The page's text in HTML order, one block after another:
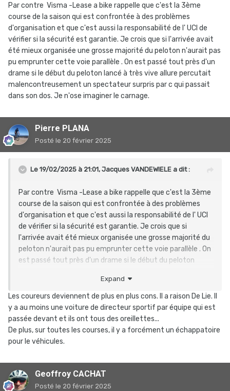
Par contre Visma -Lease a bike rappelle que c'est la 3ème
course de la saison qui est confrontée à des problèmes
d'organisation et que c'est aussi la responsabilité de l' UCI de
vérifier si la sécurité est garantie. Je crois que si l'arrivée avait
été mieux organisée une grosse majorité du peloton n'aurait pas
pu emprunter cette voie parallèle . On est passé tout près d'un
drame si le début du peloton lancé à très vive allure percutait
malencontreusement un spectateur surpris par c qui passait
dans son dos. Je n'ose imaginer le carnage.
Pierre PLANA
Posté le 20 février 2025
Le 19/02/2025 à 21:01, Jacques VANDEWIELE a dit :
Par contre Visma -Lease a bike rappelle que c'est la 3ème
course de la saison qui est confrontée à des problèmes
d'organisation et que c'est aussi la responsabilité de l' UCI
de vérifier si la sécurité est garantie. Je crois que si
l'arrivée avait été mieux organisée une grosse majorité du
peloton n'aurait pas pu emprunter cette voie parallèle . On
est passé tout près d'un drame si le début du peloton
spectateur surpris par c qui passait dans son dos. Je n'ose
imaginer le carnage.
Expand
Les coureurs deviennent de plus en plus cons. Il a raison De Lie. Il
y a au moins une voiture de directeur sportif par équipe qui est
passée devant et ils ont tous des oreillettes...
De plus, sur toutes les courses, il y a forcément un échappatoire
pour le véhicules.
Geoffroy CACHAT
Posté le 20 février 2025